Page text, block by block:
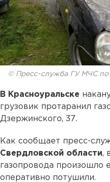
© Пресс-служба ГУ МЧС по
В Красноуральске
грузовик протаранил
Дзержинского, 37.
Как сообщает пресс-
Свердловской области,
газопровода произошло
оперативно потушили.